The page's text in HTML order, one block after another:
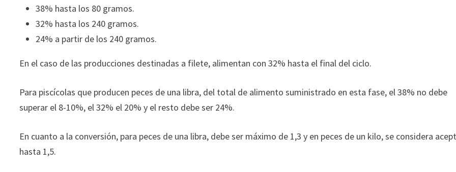
38% hasta los 80 gramos.
32% hasta los 240 gramos.
24% a partir de los 240 gramos.
En el caso de las producciones destinadas a filete, alimentan con 32% hasta el final del ciclo.
Para piscícolas que producen peces de una libra, del total de alimento suministrado en esta fase, el 38% no debe
superar el 8-10%, el 32% el 20% y el resto debe ser 24%.
En cuanto a la conversión, para peces de una libra, debe ser máximo de 1,3 y en peces de un kilo, se considera
hasta 1,5.